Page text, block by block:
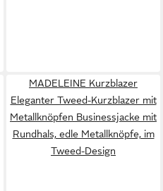
MADELEINE Kurzblazer
Eleganter Tweed-Kurzblazer mit
Metallknöpfen Businessjacke mit
Rundhals, edle Metallknöpfe, im
Tweed-Design